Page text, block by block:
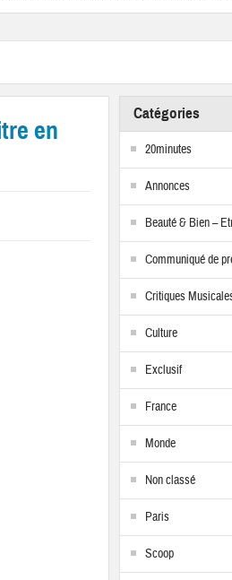
en
Catégories
20minutes
Annonces
Beauté & Bien –
Communiqué de
Critiques
Culture
Exclusif
France
Monde
Non classé
Paris
Scoop